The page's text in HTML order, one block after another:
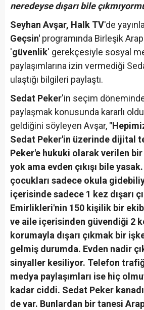
neredeyse dışarı bile
Seyhan Avşar, Halk TV'de
Geçsin' programında Birleşik
'güvenlik' gerekçesiyle sosyal
paylaşımlarına izin vermediği
ulaştığı bilgileri paylaştı.
Sedat Peker'in seçim
paylaşmak konusunda kararlı
geldiğini söyleyen Avşar,
Sedat Peker'in üzerinde dijital
Peker'e hukuki olarak verilen bir
yok ama evden çıkışı bile
çocukları sadece okula
içerisinde sadece 1 kez dışarı
Emirlikleri'nin 150 kişilik bir
ve aile içerisinden güvendiği 2
korumayla dışarı çıkmak bir
gelmiş durumda. Evden nadir
sinyaller kesiliyor. Telefon
medya paylaşımları ise hiç
kadar ciddi. Sedat Peker
de var. Bunlardan bir tanesi